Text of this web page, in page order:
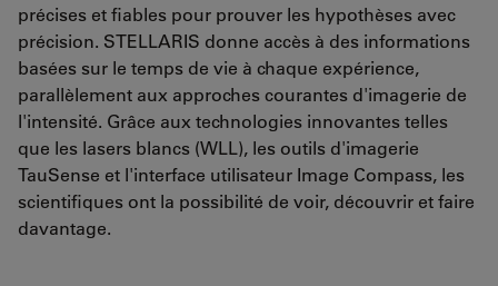
précises et fiables pour prouver les hypothèses avec
précision. STELLARIS donne accès à des informations
basées sur le temps de vie à chaque expérience,
parallèlement aux approches courantes d'imagerie de
l'intensité. Grâce aux technologies innovantes telles
que les lasers blancs (WLL), les outils d'imagerie
TauSense et l'interface utilisateur Image Compass, les
scientifiques ont la possibilité de voir, découvrir et faire
davantage.